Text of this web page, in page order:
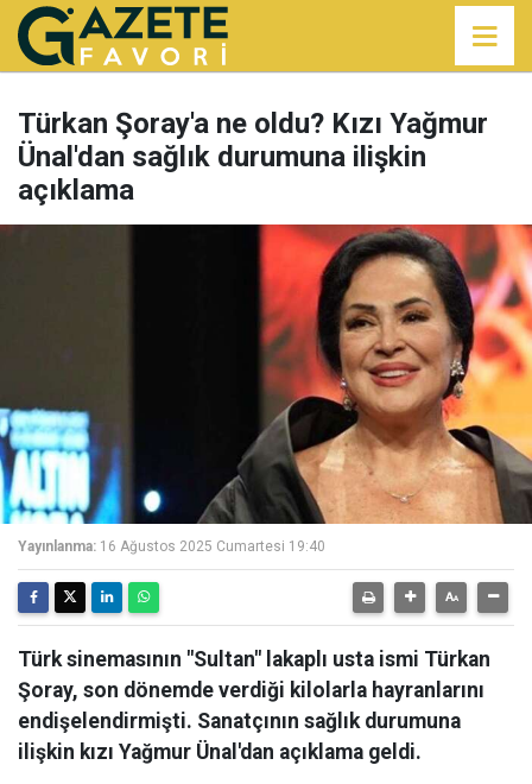
Türkan Şoray'a ne oldu? Kızı Yağmur
Ünal'dan sağlık durumuna ilişkin
açıklama
Yayınlanma: 16 Ağustos 2025 Cumartesi 19:40
Türk sinemasının "Sultan" lakaplı usta ismi Türkan
Şoray, son dönemde verdiği kilolarla hayranlarını
endişelendirmişti. Sanatçının sağlık durumuna
ilişkin kızı Yağmur Ünal'dan açıklama geldi.